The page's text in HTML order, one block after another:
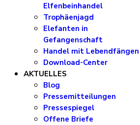
Elfenbeinhandel
Trophäenjagd
Elefanten in
Gefangenschaft
Handel mit Lebendfängen
Download-Center
AKTUELLES
Blog
Pressemitteilungen
Pressespiegel
Offene Briefe